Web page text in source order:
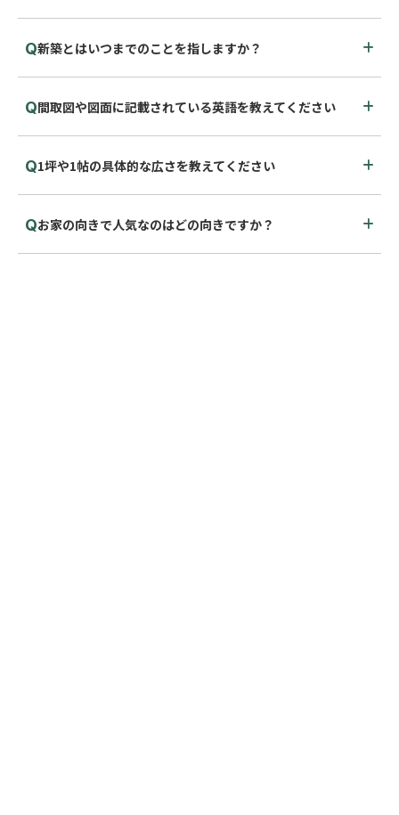
新築とはいつまでのことを指しますか？
間取図や図面に記載されている英語を教えてください
1坪や1帖の具体的な広さを教えてください
お家の向きで人気なのはどの向きですか？